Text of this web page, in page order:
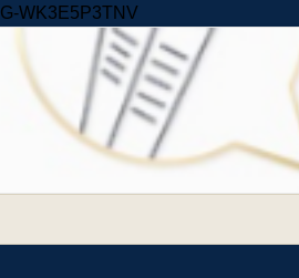
G-WK3E5P3TNVSkip to content